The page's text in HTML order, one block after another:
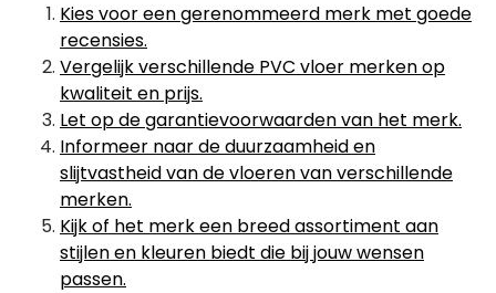
Kies voor een gerenommeerd merk met goede
recensies.
Vergelijk verschillende PVC vloer merken op
kwaliteit en prijs.
Let op de garantievoorwaarden van het merk.
Informeer naar de duurzaamheid en
slijtvastheid van de vloeren van verschillende
merken.
Kijk of het merk een breed assortiment aan
stijlen en kleuren biedt die bij jouw wensen
passen.